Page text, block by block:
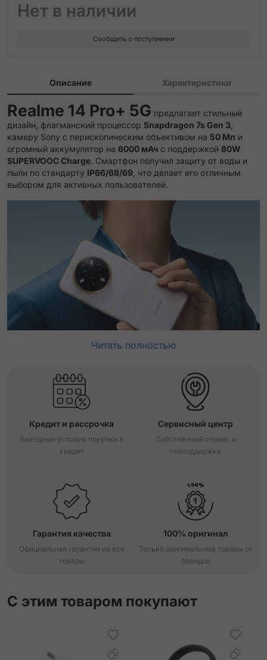
Нет в наличии
Сообщить о поступлении
Описание Характеристики
Realme 14 Pro+ 5G предлагает стильный
дизайн, флагманский процессор Snapdragon 7s Gen 3
камеру Sony с перископическим объективом на 50 Мп и
огромный аккумулятор на 6000 мАч с поддержкой 80W
SUPERVOOC Charge. Смартфон получил защиту от воды и
пыли по стандарту IP66/68/69 , что делает его отличным
выбором для активных пользователей.
Читать полностью
Кредит и рассрочка
Выгодные условия покупки в
кредит
Сервисный центр
Собственный сервис и
техподдержка
Гарантия качества
Официальная гарантия на все
товары
100% оригинал
Только оригинальные товары от
брендов
С этим товаром покупают